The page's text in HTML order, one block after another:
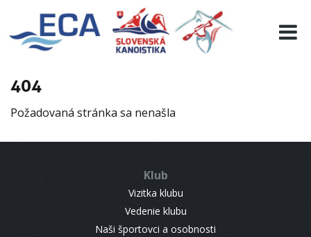
404
Požadovaná stránka sa nenašla
Klub
Vizitka klubu
Vedenie klubu
Naši športovci a osobnosti
EURO 19
INFO
RESULTS
CONTACT